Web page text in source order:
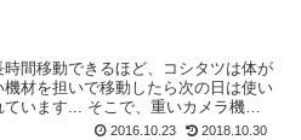
間移動できるほど、コシタツは体が
材を担いで移動したら次の日は使い
重いカメラ機材
ないんですが...2016.10.23 2018.10.30